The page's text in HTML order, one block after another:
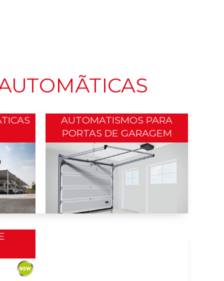
AUTOMATISMOS PARA
PORTAS DE GARAGEM